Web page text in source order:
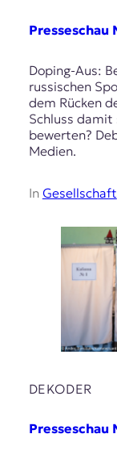
Presseschau
Doping-Aus:
russischen
dem Rücken
Schluss damit
bewerten?
Medien.
In Gesellschaft
DEKODER
Presseschau